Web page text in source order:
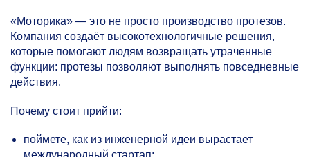
«Моторика» — это не просто производство протезов.
Компания создаёт высокотехнологичные решения,
которые помогают людям возвращать утраченные
функции: протезы позволяют выполнять повседневные
действия.
Почему стоит прийти:
поймете, как из инженерной идеи вырастает
международный стартап;